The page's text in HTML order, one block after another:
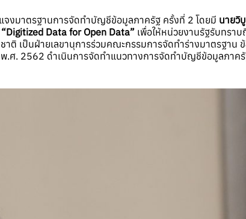
จงมาตรฐานการจัดทำบัญชีข้อมูลภาครัฐ ครั้งที่ 2 โดยมี นายวิ
“Digitized Data for Open Data” เพื่อให้หน่วยงานรัฐรับทรา
เป็นฝ่ายเลขานุการร่วมคณะกรรมการจัดทำร่างมาตรฐาน
ศ. 2562 ดำเนินการจัดทำแนวทางการจัดทำบัญชีข้อมูลภาค